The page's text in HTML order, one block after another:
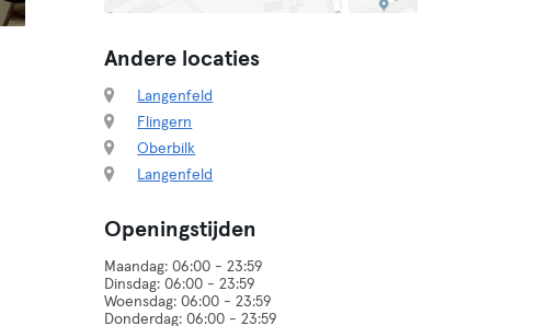
Andere locaties
Langenfeld
Flingern
Oberbilk
Langenfeld
Openingstijden
Maandag: 06:00 - 23:59
Dinsdag: 06:00 - 23:59
Woensdag: 06:00 - 23:59
Donderdag: 06:00 - 23:59